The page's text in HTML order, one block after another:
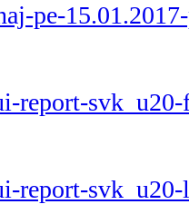
pe-
report-
report-